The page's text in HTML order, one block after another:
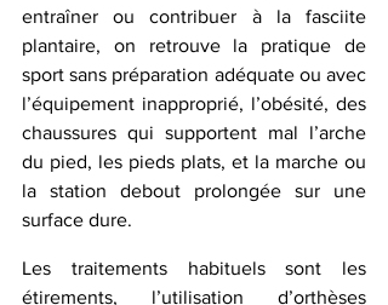
entraîner ou contribuer à la fasciite
plantaire, on retrouve la pratique de
sport sans préparation adéquate ou avec
l’équipement inapproprié, l’obésité, des
chaussures qui supportent mal l’arche
du pied, les pieds plats, et la marche ou
la station debout prolongée sur une
surface dure.
Les traitements habituels sont les
étirements, l’utilisation d’orthèses